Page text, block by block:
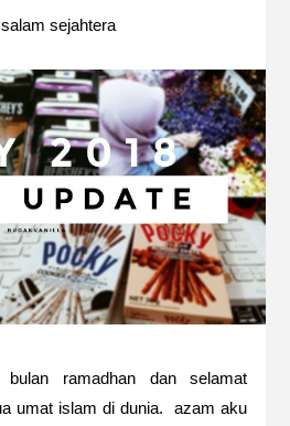
sejahtera
bulan ramadhan dan selamat
umat islam di dunia. azam aku